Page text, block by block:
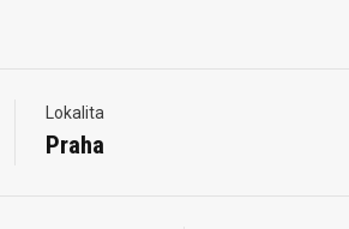
Lokalita
Praha